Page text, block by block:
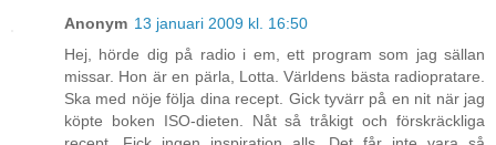
Anonym 13 januari 2009 kl. 16:50
Hej, hörde dig på radio i em, ett program som jag sällan
missar. Hon är en pärla, Lotta. Världens bästa radiopratare.
Ska med nöje följa dina recept. Gick tyvärr på en nit när jag
köpte boken ISO-dieten. Nåt så tråkigt och förskräckliga